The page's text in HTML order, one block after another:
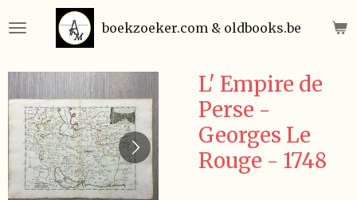
direct
de
hoofdinhoud
boekzoeker.com & oldbooks.be
L' Empire de
Perse -
Georges Le
Rouge - 1748